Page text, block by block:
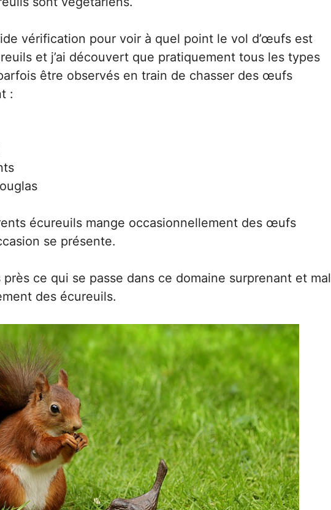
vérification pour voir à quel point le vol d’œufs est
et j’ai découvert que pratiquement tous les types
être observés en train de chasser des œufs
:
écureuils mange occasionnellement des œufs
se présente.
ce qui se passe dans ce domaine surprenant et mal
des écureuils.